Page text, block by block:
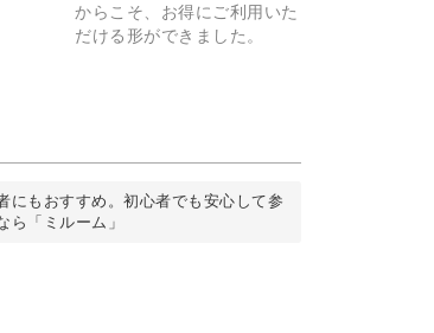
からこそ、お得にご利用いた
だける形ができました。
にもおすすめ。初心者でも安心して参
「ミルーム」